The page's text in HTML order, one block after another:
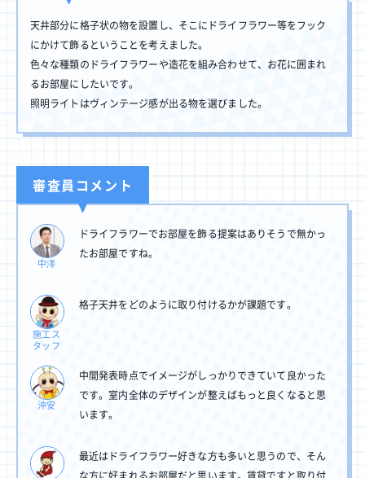
天井部分に格子状の物を設置し、そこにドライフラワー等をフック
にかけて飾るということを考えました。
色々な種類のドライフラワーや造花を組み合わせて、お花に囲まれ
るお部屋にしたいです。
照明ライトはヴィンテージ感が出る物を選びました。
審査員コメント
中澤
ドライフラワーでお部屋を飾る提案はありそうで無かっ
たお部屋ですね。
施工ス
タッフ
格子天井をどのように取り付けるかが課題です。
沖安
中間発表時点でイメージがしっかりできていて良かった
です。室内全体のデザインが整えばもっと良くなると思
います。
最近はドライフラワー好きな方も多いと思うので、そん